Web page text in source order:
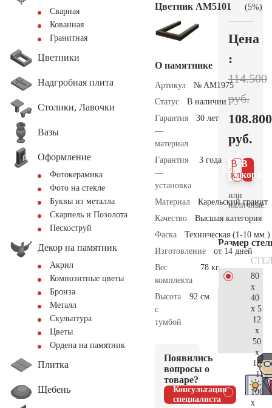
Сварная
Кованная
Гранитная
Цветники
Надгробная плита
Столики, Лавочки
Вазы
Оформление
Фотокерамика
Фото на стекле
Буквы из металла
Скарпель и Позолота
Пескоструй
Декор на памятник
Акрил
Композитные цветы
Бронза
Металл
Скульптура
Цветы
Ордена на памятник
Плитка
Щебень
Цветник АМ5101
О памятнике
Артикул
№ AM1975
Статус
В наличии
Гарантия
—
материал
30 лет
Гарантия
—
установка
3 года
Материал
Карельский гранит
Качество
Высшая категория
Фаска
Техническая (1-10 мм.)
Изготовление
от 14 дней
Вес
комплекта
78 кг.
Высота
с
тумбой
92 см.
Появились
вопросы о
товаре?
Консультация
специалиста
(5%)
Цена
:
114.500
руб.
108.800
руб.
В
В 1
клик
или
наличные.
Размер
80
x
40
x 5
12
x
50
x
15
100
x